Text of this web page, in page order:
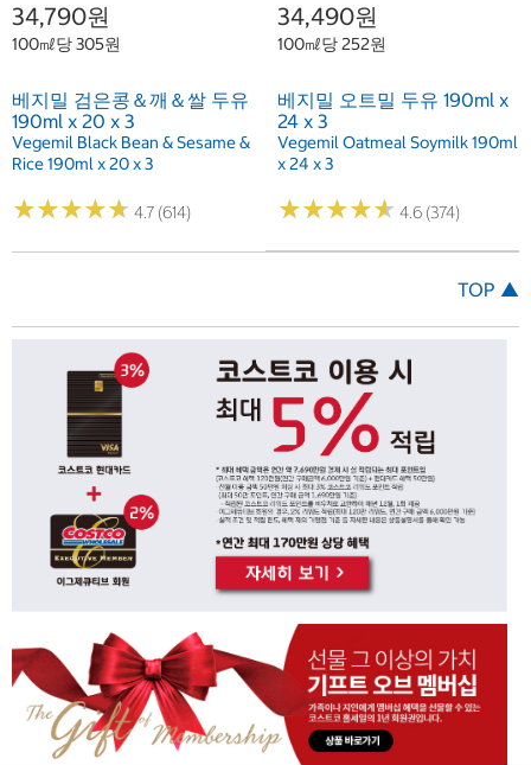
34,790원
100㎖당 305원
베지밀 검은콩＆깨＆쌀 두유
190ml x 20 x 3
Vegemil Black Bean & Sesame &
Rice 190ml x 20 x 3
★★★★★
★★★★★ 4.7 (614)
34,490원
100㎖당 252원
베지밀 오트밀 두유 190ml x
24 x 3
Vegemil Oatmeal Soymilk 190ml
x 24 x 3
★★★★★
★★★★★ 4.6 (374)
TOP ▲